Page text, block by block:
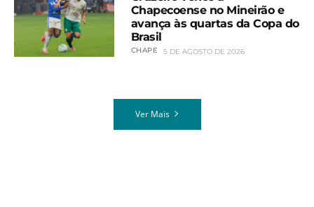
Chapecoense no Mineirão e
avança às quartas da Copa do
Brasil
CHAPE 5 DE AGOSTO DE 2026
Ver Mais